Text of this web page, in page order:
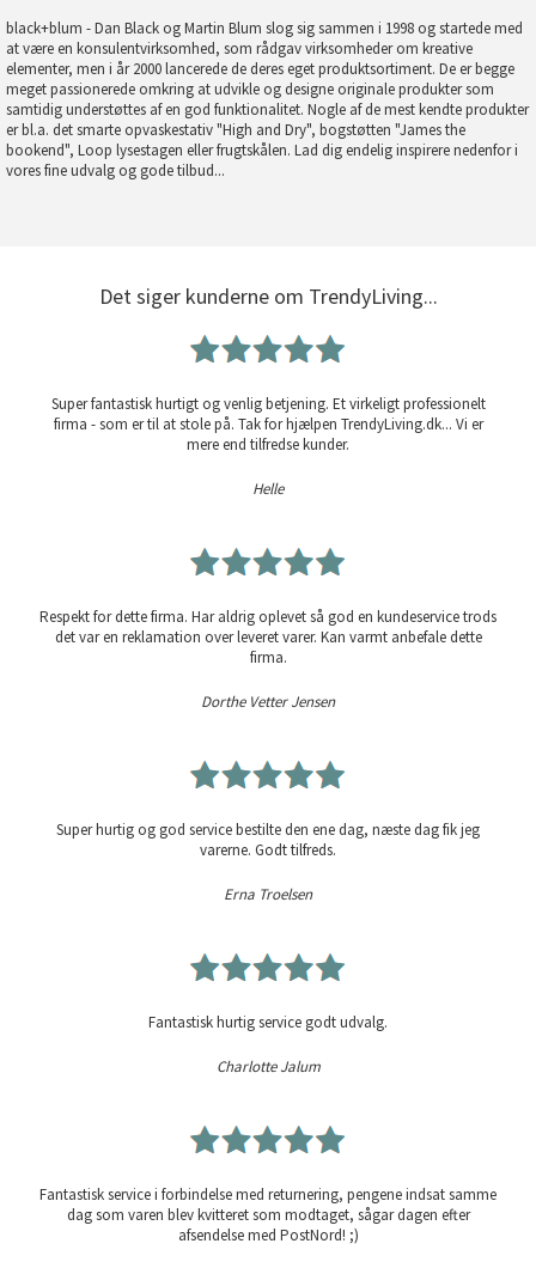
black+blum - Dan Black og Martin Blum slog sig sammen i 1998 og startede med
at være en konsulentvirksomhed, som rådgav virksomheder om kreative
elementer, men i år 2000 lancerede de deres eget produktsortiment. De er begge
meget passionerede omkring at udvikle og designe originale produkter som
samtidig understøttes af en god funktionalitet. Nogle af de mest kendte produkter
er bl.a. det smarte opvaskestativ "High and Dry", bogstøtten "James the
bookend", Loop lysestagen eller frugtskålen. Lad dig endelig inspirere nedenfor i
vores fine udvalg og gode tilbud...
Det siger kunderne om TrendyLiving...
Super fantastisk hurtigt og venlig betjening. Et virkeligt professionelt
firma - som er til at stole på. Tak for hjælpen TrendyLiving.dk... Vi er
mere end tilfredse kunder.
Helle
Respekt for dette firma. Har aldrig oplevet så god en kundeservice trods
det var en reklamation over leveret varer. Kan varmt anbefale dette
firma.
Dorthe Vetter Jensen
Super hurtig og god service bestilte den ene dag, næste dag fik jeg
varerne. Godt tilfreds.
Erna Troelsen
Fantastisk hurtig service godt udvalg.
Charlotte Jalum
Fantastisk service i forbindelse med returnering, pengene indsat samme
dag som varen blev kvitteret som modtaget, sågar dagen efter
afsendelse med PostNord! ;)